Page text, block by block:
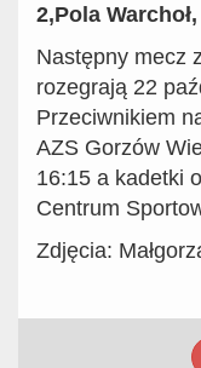
2,Pola
Następny mecz
rozegrają 22
Przeciwnikiem
AZS Gorzów
16:15 a kadetki
Centrum
Zdjęcia: